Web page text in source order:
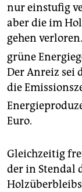
nur einstufig
aber die im
gehen
grüne
Der Anreiz sei
die
Euro.
Gleichzeitig
der in Stendal